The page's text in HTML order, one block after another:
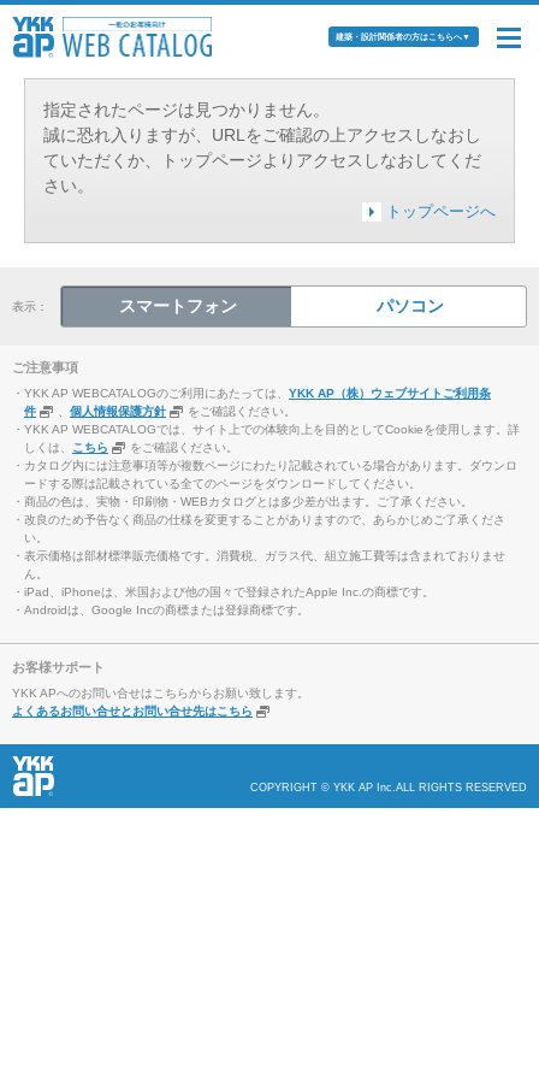
建築・設計関係者の方はこちらへ▼
指定されたページは見つかりません。
誠に恐れ入りますが、URLをご確認の上アクセスしなおし
ていただくか、トップページよりアクセスしなおしてくだ
さい。
トップページへ
表示： スマートフォン パソコン
ご注意事項
・YKK AP WEBCATALOGのご利用にあたっては、 YKK AP（株）ウェブサイトご利用条
件
個人情報保護方針
をご確認ください。
・YKK AP WEBCATALOGでは、サイト上での体験向上を目的としてCookieを使用します。詳
しくは、 こちら
をご確認ください。
・カタログ内には注意事項等が複数ページにわたり記載されている場合があります。ダウンロ
ードする際は記載されている全てのページをダウンロードしてください。
・商品の色は、実物・印刷物・WEBカタログとは多少差が出ます。ご了承ください。
・改良のため予告なく商品の仕様を変更することがありますので、あらかじめご了承くださ
い。
・表示価格は部材標準販売価格です。消費税、ガラス代、組立施工費等は含まれておりませ
ん。
・iPad、iPhoneは、米国および他の国々で登録されたApple Inc.の商標です。
・Androidは、Google Incの商標または登録商標です。
お客様サポート
YKK APへのお問い合せはこちらからお願い致します。
よくあるお問い合せとお問い合せ先はこちら
COPYRIGHT © YKK AP Inc.ALL RIGHTS RESERVED